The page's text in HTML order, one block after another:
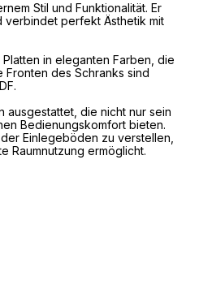
Stil und Funktionalität. Er
verbindet perfekt Ästhetik mit
in eleganten Farben, die
Fronten des Schranks sind
ausgestattet, die nicht nur sein
Bedienungskomfort bieten.
Einlegeböden zu verstellen,
Raumnutzung ermöglicht.